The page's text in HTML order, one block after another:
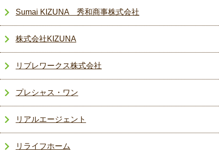
Sumai KIZUNA 秀和商事株式会社
株式会社KIZUNA
リブレワークス株式会社
プレシャス・ワン
リアルエージェント
リライフホーム